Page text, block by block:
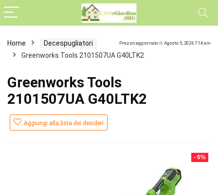
Prezzo aggiornato il: Agosto 5, 2026 7:14 am
Home
Decespugliatori
Greenworks Tools 2101507UA G40LTK2
Greenworks Tools
2101507UA G40LTK2
Aggiungi alla lista dei desideri
- 6%